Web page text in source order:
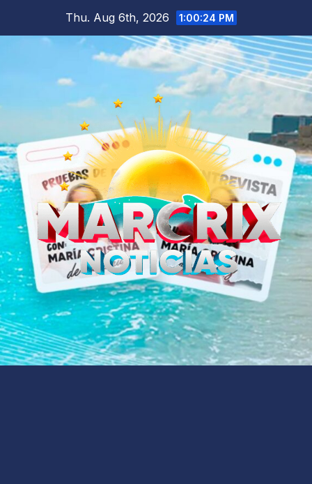
Thu. Aug 6th, 2026 1:00:25 PM